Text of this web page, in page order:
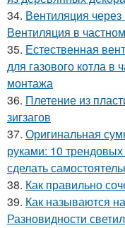
34. Вентиляция
Вентиляция в
35. Естественная
для газового котла
монтажа
36. Плетение из
зигзагов
37. Оригинальная
руками: 10
сделать
38. Как правильно
39. Как называются
Разновидности